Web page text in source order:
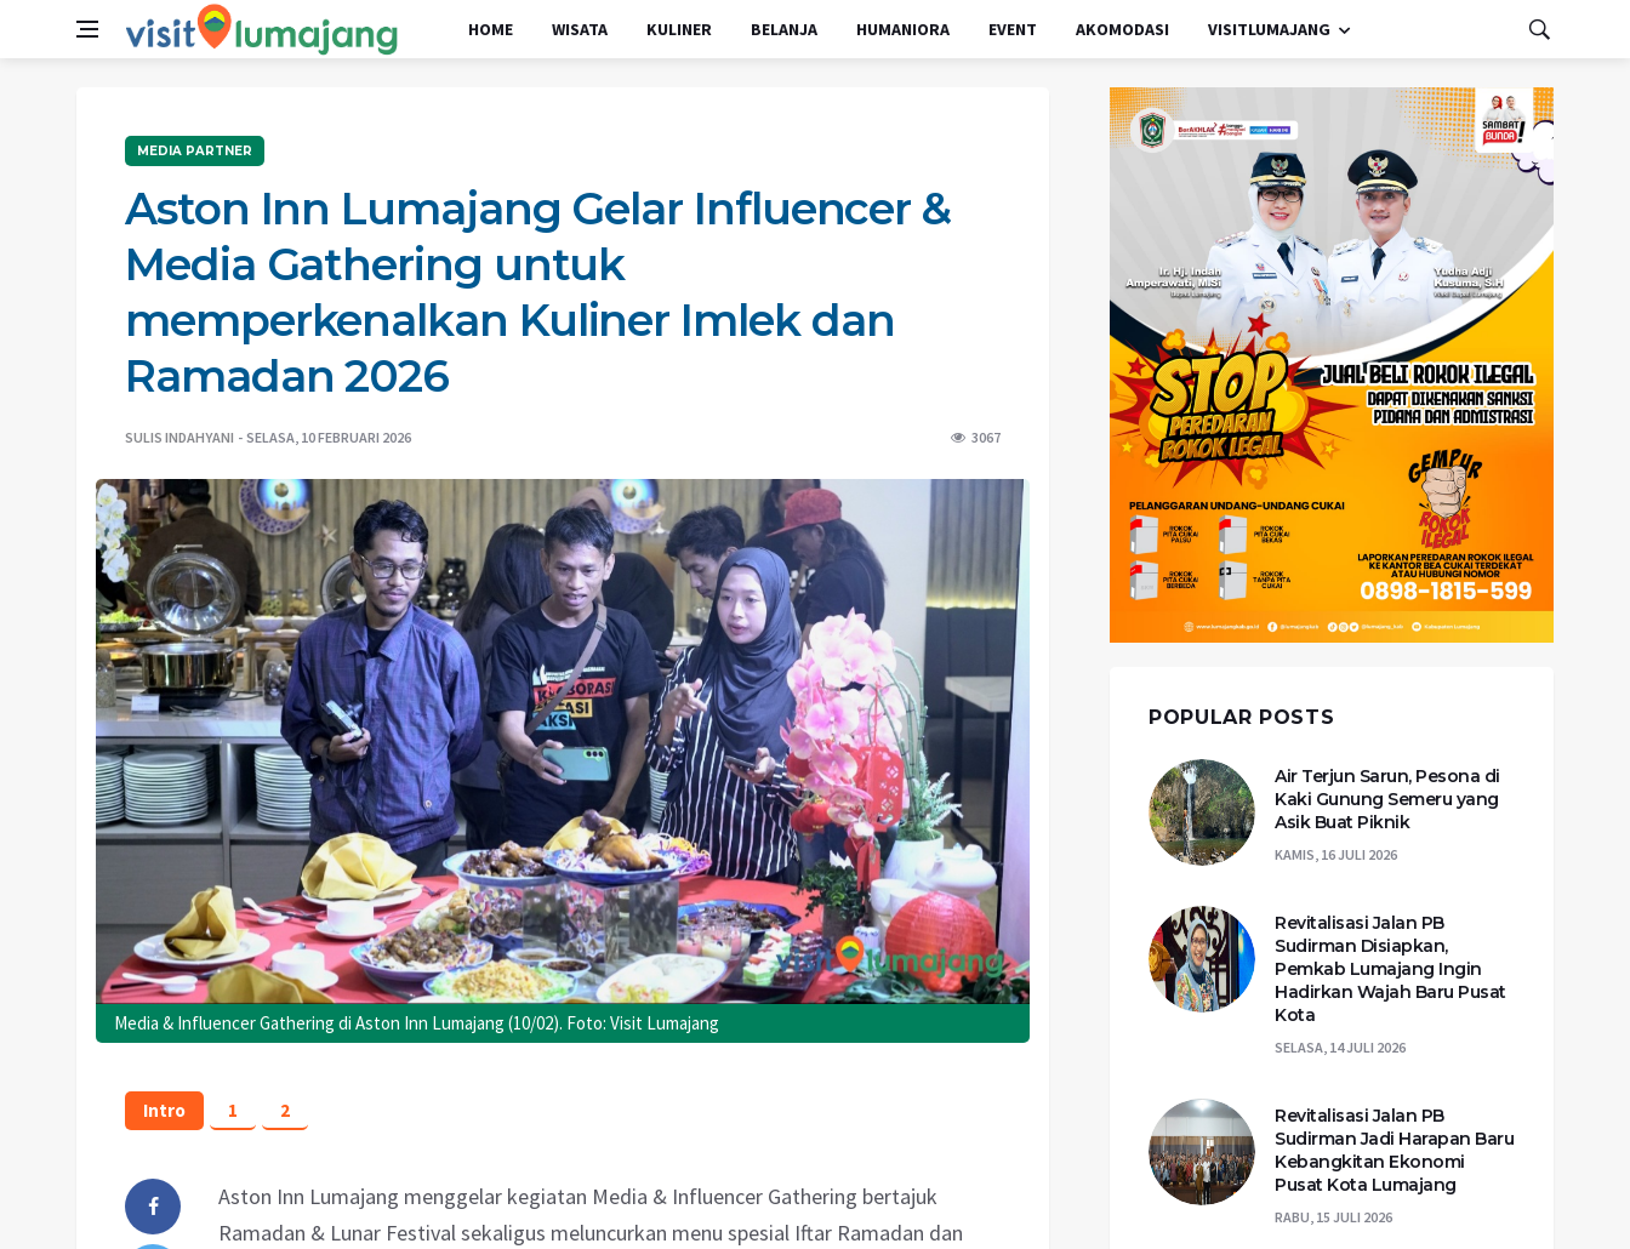
HOME WISATA KULINER BELANJA HUMANIORA EVENT AKOMODASI VISITLUMAJANG
MEDIA PARTNER
Aston Inn Lumajang Gelar Influencer &
Media Gathering untuk
memperkenalkan Kuliner Imlek dan
Ramadan 2026
SULIS INDAHYANI SELASA, 10 FEBRUARI 2026 3067
Media & Influencer Gathering di Aston Inn Lumajang (10/02). Foto: Visit Lumajang
Intro 1 2
Aston Inn Lumajang menggelar kegiatan Media & Influencer Gathering bertajuk
Ramadan & Lunar Festival sekaligus meluncurkan menu spesial Iftar Ramadan dan
POPULAR POSTS
Air Terjun Sarun, Pesona di
Kaki Gunung Semeru yang
Asik Buat Piknik
KAMIS, 16 JULI 2026
Revitalisasi Jalan PB
Sudirman Disiapkan,
Pemkab Lumajang Ingin
Hadirkan Wajah Baru Pusat
Kota
SELASA, 14 JULI 2026
Revitalisasi Jalan PB
Sudirman Jadi Harapan Baru
Kebangkitan Ekonomi
Pusat Kota Lumajang
RABU, 15 JULI 2026